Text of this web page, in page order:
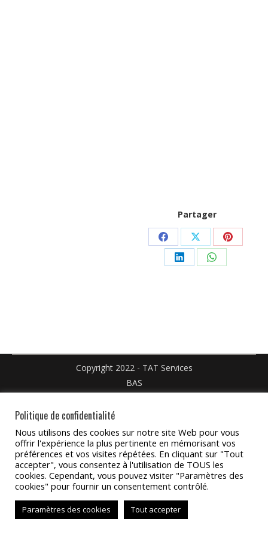
Partager
Partager
sur
Partager
sur
Partager
PartagerPartager
Copyright 2022 - TAT Services
BAS
Politique de confidentialité
Nous utilisons des cookies sur notre site Web pour vous
offrir l'expérience la plus pertinente en mémorisant vos
préférences et vos visites répétées. En cliquant sur "Tout
accepter", vous consentez à l'utilisation de TOUS les
cookies. Cependant, vous pouvez visiter "Paramètres des
cookies" pour fournir un consentement contrôlé.
Paramètres des cookies Tout accepter